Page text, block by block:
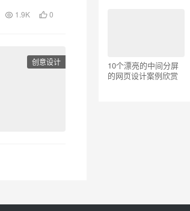
1.9K 0
创意设计
10个漂亮的中间分屏
的网页设计案例欣赏